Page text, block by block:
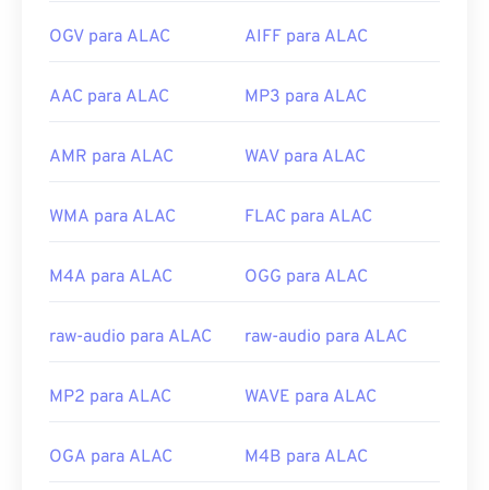
OGV para ALAC AIFF para ALAC
AAC para ALAC MP3 para ALAC
AMR para ALAC WAV para ALAC
WMA para ALAC FLAC para ALAC
M4A para ALAC OGG para ALAC
raw-audio para ALAC raw-audio para ALAC
MP2 para ALAC WAVE para ALAC
OGA para ALAC M4B para ALAC